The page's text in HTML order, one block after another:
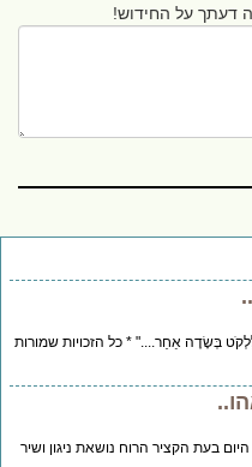
על החידוש!
בְּשָׂדֶה אַחֵר...." * כל הזכויות שמורות
בעת הקציר הרוח נושאת ניגון ושיר